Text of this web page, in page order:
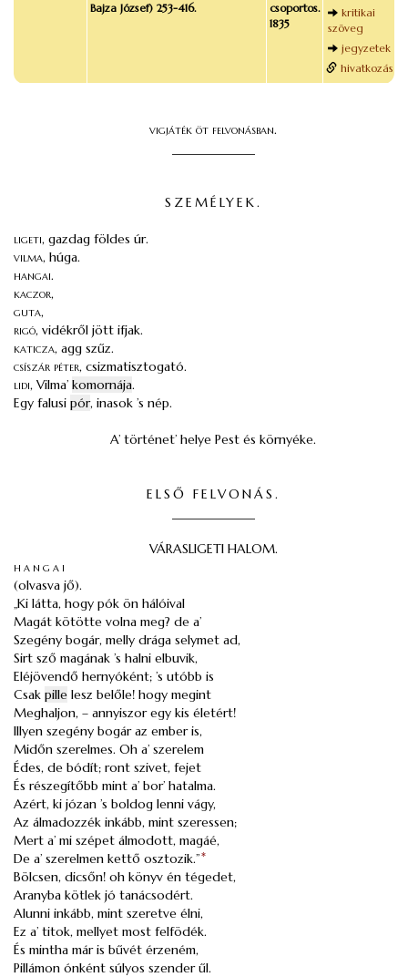
Bajza József) 253-416.
csoportos.
1835
kritikai
szöveg
jegyzetek
hivatkozás
vigjáték öt felvonásban.
SZEMÉLYEK.
ligeti, gazdag földes úr.
vilma, húga.
hangai.
kaczor,
guta,
rigó, vidékről jött ifjak.
katicza, agg szűz.
csíszár péter, csizmatisztogató.
lidi, Vilma’ komornája.
Egy falusi pór, inasok ’s nép.
A’ történet’ helye Pest és környéke.
ELSŐ FELVONÁS.
VÁRASLIGETI HALOM.
hangai
(olvasva jő).
„Ki látta, hogy pók ön hálóival
Magát kötötte volna meg? de a’
Szegény bogár, melly drága selymet ad,
Sirt sző magának ’s halni elbuvik,
Eléjövendő hernyóként; ’s utóbb is
Csak pille lesz belőle! hogy megint
Meghaljon, – annyiszor egy kis életért!
Illyen szegény bogár az ember is,
Midőn szerelmes. Oh a’ szerelem
Édes, de bódít; ront szivet, fejet
És részegítőbb mint a’ bor’ hatalma.
Azért, ki józan ’s boldog lenni vágy,
Az álmadozzék inkább, mint szeressen;
Mert a’ mi szépet álmodott, magáé,
De a’ szerelmen kettő osztozik.”*
Bölcsen, dicsőn! oh könyv én tégedet,
Aranyba kötlek jó tanácsodért.
Alunni inkább, mint szeretve élni,
Ez a’ titok, mellyet most felfödék.
És mintha már is bűvét érzeném,
Pillámon ónként súlyos szender űl.